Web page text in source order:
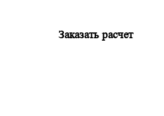
Заказать расчет